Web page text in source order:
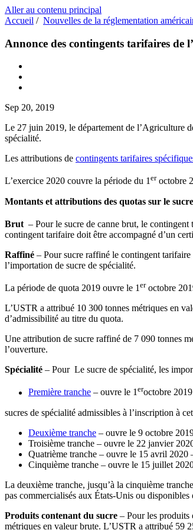
Aller au contenu principal
Accueil / Nouvelles de la réglementation
Annonce des contingents tarifaires de
Sep 20, 2019
Le 27 juin 2019, le département de l’Agriculture
spécialité.
Les attributions de contingents tarifaires
L’exercice 2020 couvre la période du 1eroctobre
Montants et attributions des quotas sur le
Brut – Pour le sucre de canne brut, le contingent
contingent tarifaire doit être accompagné d’un
Raffiné – Pour sucre raffiné le contingent tarifaire
l’importation de sucre de spécialité.
La période de quota 2019 ouvre le 1eroctobre
L’USTR a attribué 10 300 tonnes métriques en
d’admissibilité au titre du quota.
Une attribution de sucre raffiné de 7 090 tonnes
l’ouverture.
Spécialité – Pour Le sucre de spécialité, les
Première tranche – ouvre le 1eroctobre
sucres de spécialité admissibles à l’inscription à
Deuxième tranche – ouvre le 9 octobre
Troisième tranche – ouvre le 22 janvier
Quatrième tranche – ouvre le 15 avril 2020
Cinquième tranche – ouvre le 15 juillet
La deuxième tranche, jusqu’à la cinquième
pas commercialisés aux États-Unis ou
Produits contenant du sucre – Pour les produits
métriques en valeur brute. L’USTR a attribué 59